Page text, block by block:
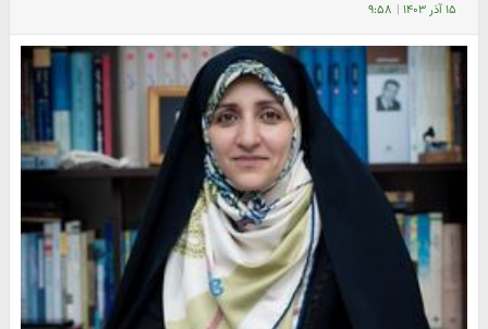
۱۵ آذر ۱۴۰۳ | ۹:۵۸